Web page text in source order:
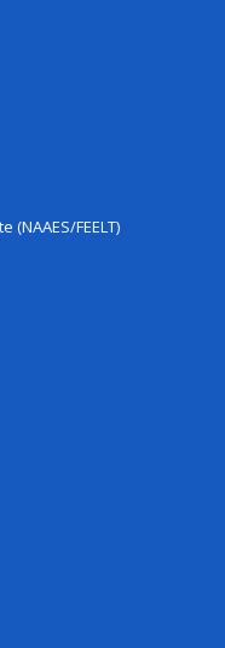
FEELT)